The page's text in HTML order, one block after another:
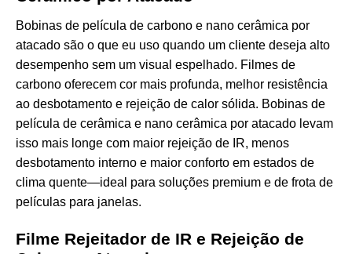
Bobinas de película de carbono e nano cerâmica por
atacado são o que eu uso quando um cliente deseja alto
desempenho sem um visual espelhado. Filmes de
carbono oferecem cor mais profunda, melhor resistência
ao desbotamento e rejeição de calor sólida. Bobinas de
película de cerâmica e nano cerâmica por atacado levam
isso mais longe com maior rejeição de IR, menos
desbotamento interno e maior conforto em estados de
clima quente—ideal para soluções premium e de frota de
películas para janelas.
Filme Rejeitador de IR e Rejeição de